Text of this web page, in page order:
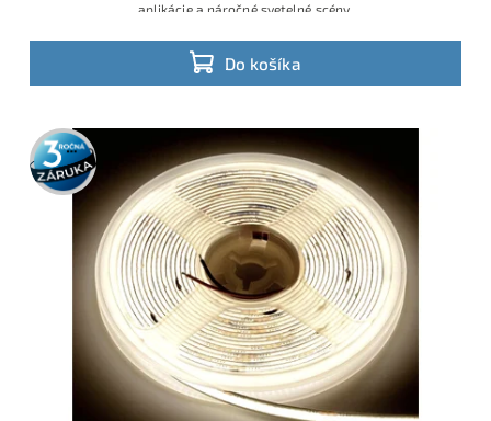
Do košíka
aplikácie a náročné svetelné scény.
3 roky
záruka